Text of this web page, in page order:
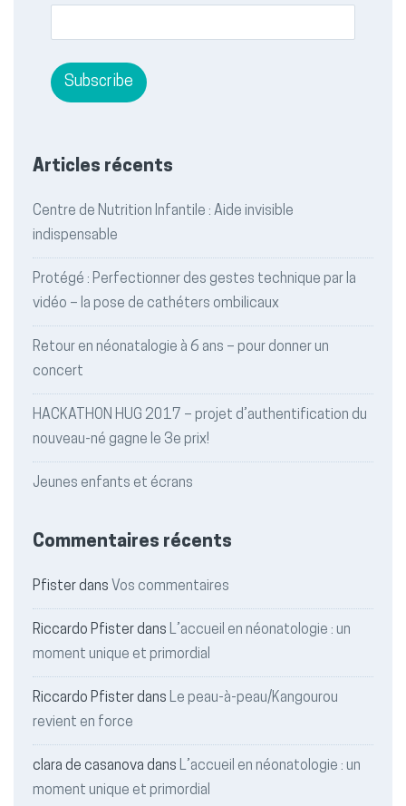
Articles récents
Centre de Nutrition Infantile : Aide invisible
indispensable
Protégé : Perfectionner des gestes technique par la
vidéo – la pose de cathéters ombilicaux
Retour en néonatalogie à 6 ans – pour donner un
concert
HACKATHON HUG 2017 – projet d’authentification du
nouveau-né gagne le 3e prix!
Jeunes enfants et écrans
Commentaires récents
Pfisterdans Vos commentaires
Riccardo Pfisterdans L’accueil en néonatologie : un
moment unique et primordial
Riccardo Pfisterdans Le peau-à-peau/Kangourou
revient en force
clara de casanova dans L’accueil en néonatologie : un
moment unique et primordial